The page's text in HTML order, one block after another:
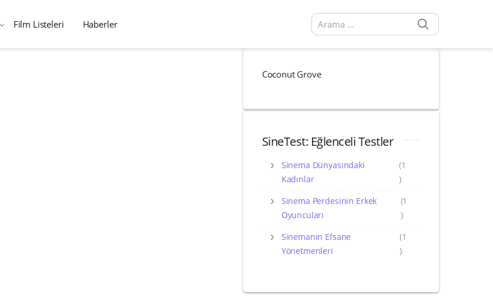
Film Listeleri Haberler
Arama sonuçları:
Coconut Grove
SineTest: Eğlenceli Testler
Sinema Dünyasındaki
Kadınlar
(1
)
Sinema Perdesinin Erkek
Oyuncuları
(1
)
Sinemanın Efsane
Yönetmenleri
(1
)